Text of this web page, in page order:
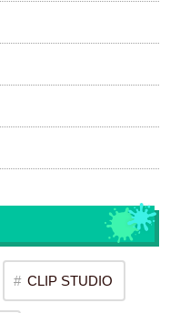
CLIP STUDIO